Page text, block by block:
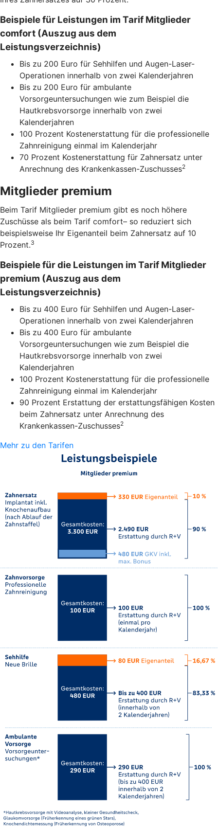
Beispiele für Leistungen im Tarif Mitglieder
comfort (Auszug aus dem
Leistungsverzeichnis)
Bis zu 200 Euro für Sehhilfen und Augen-Laser-
Operationen innerhalb von zwei Kalenderjahren
Bis zu 200 Euro für ambulante
Vorsorgeuntersuchungen wie zum Beispiel die
Hautkrebsvorsorge innerhalb von zwei
Kalenderjahren
100 Prozent Kostenerstattung für die professionelle
Zahnreinigung einmal im Kalenderjahr
70 Prozent Kostenerstattung für Zahnersatz unter
Anrechnung des Krankenkassen-Zuschusses2
Mitglieder premium
Beim Tarif Mitglieder premium gibt es noch höhere
Zuschüsse als beim Tarif comfort– so reduziert sich
beispielsweise Ihr Eigenanteil beim Zahnersatz auf 10
Prozent.3
Beispiele für die Leistungen im Tarif Mitglieder
premium (Auszug aus dem
Leistungsverzeichnis)
Bis zu 400 Euro für Sehhilfen und Augen-Laser-
Operationen innerhalb von zwei Kalenderjahren
Bis zu 400 Euro für ambulante
Vorsorgeuntersuchungen wie zum Beispiel die
Hautkrebsvorsorge innerhalb von zwei
Kalenderjahren
100 Prozent Kostenerstattung für die professionelle
Zahnreinigung einmal im Kalenderjahr
90 Prozent Erstattung der erstattungsfähigen Kosten
beim Zahnersatz unter Anrechnung des
Krankenkassen-Zuschusses2
Mehr zu den Tarifen